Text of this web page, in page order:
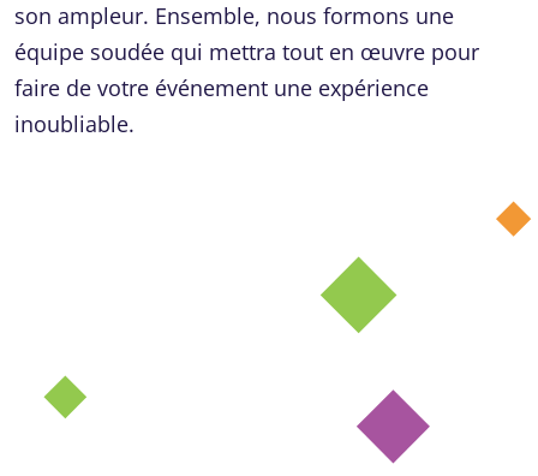
son ampleur. Ensemble, nous formons une
équipe soudée qui mettra tout en œuvre pour
faire de votre événement une expérience
inoubliable.